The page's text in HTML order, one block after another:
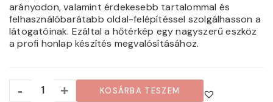
arányodon, valamint érdekesebb tartalommal és
felhasználóbarátabb oldal-felépítéssel szolgálhasson a
látogatóinak. Ezáltal a hőtérkép egy nagyszerű eszköz
a profi honlap készítés megvalósításához.
- + KOSÁRBA TESZEM